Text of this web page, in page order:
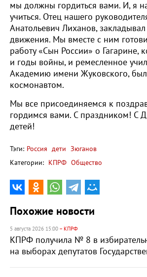
мы должны гордиться вами. И, я
учиться. Отец нашего
Анатольевич Лиханов,
движения. Мы вместе с ним
работу «Сын России» о Гагарине,
и годы войны, и ремесленное
Академию имени Жуковского,
космонавтом.
Мы все присоединяемся к
гордимся вами. С праздником! С
детей!
Тэги: Россия дети Зюганов
Категории: КПРФ Общество
Похожие новости
5 августа 2026 15:00 – КПРФ
КПРФ получила № 8 в
на выборах депутатов